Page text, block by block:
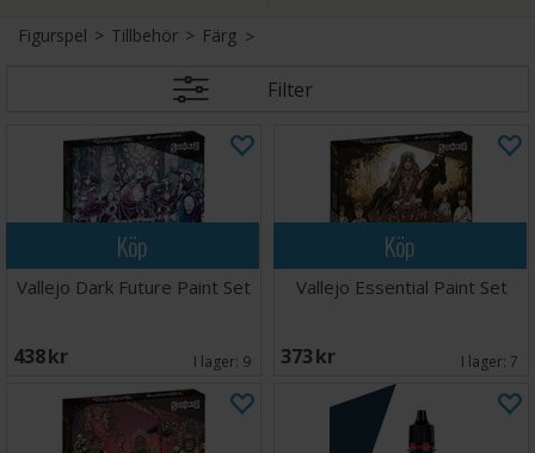
Figurspel>Tillbehör> Färg
Filter
Köp
Vallejo Dark Future Paint Set
438 SEK I lager: 9
Köp
Vallejo Essential Paint Set
373 SEK I lager: 7